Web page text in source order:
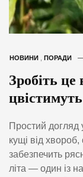
НОВИНИ ПОРАДИ
Зробіть
Простий догляд
кущі від
забезпечить
літа — один із